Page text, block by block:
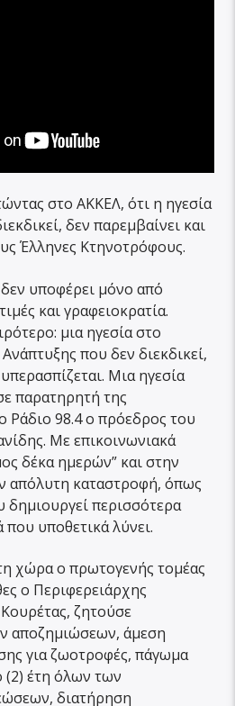
στο ΑΚΚΕΛ, ότι η ηγεσία
δεν παρεμβαίνει και
Έλληνες Κτηνοτρόφους.
υποφέρει μόνο από
και γραφειοκρατία.
μια ηγεσία στο
που δεν διεκδικεί,
Μια ηγεσία
παρατηρητή της
Ράδιο 98.4 ο πρόεδρος του
Με επικοινωνιακά
δέκα ημερών” και στην
απόλυτη καταστροφή, όπως
δημιουργεί περισσότερα
υποθετικά λύνει.
χώρα ο πρωτογενής τομέας
ο Περιφερειάρχης
ζητούσε
αποζημιώσεων, άμεση
για ζωοτροφές, πάγωμα
(2) έτη όλων των
διατήρηση